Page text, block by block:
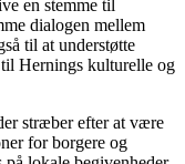
en stemme til
dialogen mellem
til at understøtte
Hernings kulturelle og
stræber efter at være
for borgere og